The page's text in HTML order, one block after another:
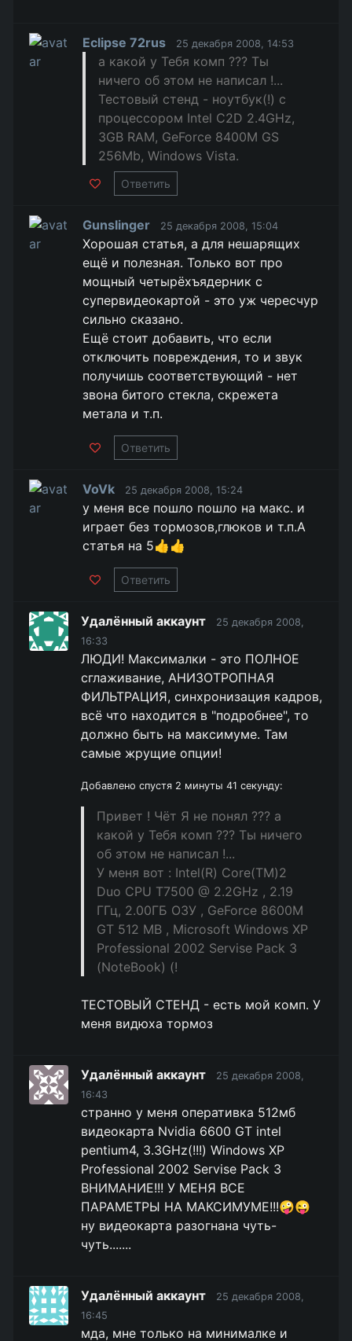
Eclipse 72rus 25 декабря 2008, 14:53
а какой у Тебя комп ??? Ты
ничего об этом не написал !...
Тестовый стенд - ноутбук(!) с
процессором Intel C2D 2.4GHz,
3GB RAM, GeForce 8400M GS
256Mb, Windows Vista.
Ответить
Gunslinger 25 декабря 2008, 15:04
Хорошая статья, а для нешарящих
ещё и полезная. Только вот про
мощный четырёхъядерник с
супервидеокартой - это уж чересчур
сильно сказано.
Ещё стоит добавить, что если
отключить повреждения, то и звук
получишь соответствующий - нет
звона битого стекла, скрежета
метала и т.п.
Ответить
VoVk 25 декабря 2008, 15:24
у меня все пошло пошло на макс. и
играет без тормозов,глюков и т.п.А
статья на 5👍👍
Ответить
Удалённый аккаунт
25 декабря 2008,
16:33
ЛЮДИ! Максималки - это ПОЛНОЕ
сглаживание, АНИЗОТРОПНАЯ
ФИЛЬТРАЦИЯ, синхронизация кадров,
всё что находится в "подробнее", то
должно быть на максимуме. Там
самые жрущие опции!
Добавлено спустя 2 минуты 41 секунду:
Привет ! Чёт Я не понял ??? а
какой у Тебя комп ??? Ты ничего
об этом не написал !...
У меня вот : Intel(R) Core(TM)2
Duo CPU T7500 @ 2.2GHz , 2.19
ГГц, 2.00ГБ ОЗУ , GeForce 8600M
GT 512 МВ , Microsoft Windows XP
Professional 2002 Servise Pack 3
(NoteBook) (!
ТЕСТОВЫЙ СТЕНД - есть мой комп. У
меня видюха тормоз
Удалённый аккаунт
25 декабря 2008,
16:43
странно у меня оперативка 512мб
видеокарта Nvidia 6600 GT intel
pentium4, 3.3GHz(!!!) Windows XP
Professional 2002 Servise Pack 3
ВНИМАНИЕ!!! У МЕНЯ ВСЕ
ПАРАМЕТРЫ НА МАКСИМУМЕ!!!🤪😜
ну видеокарта разогнана чуть-
чуть.......
Удалённый аккаунт
25 декабря 2008,
16:45
мда, мне только на минималке и